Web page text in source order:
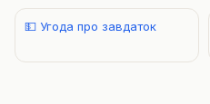
💵 Угода про завдаток